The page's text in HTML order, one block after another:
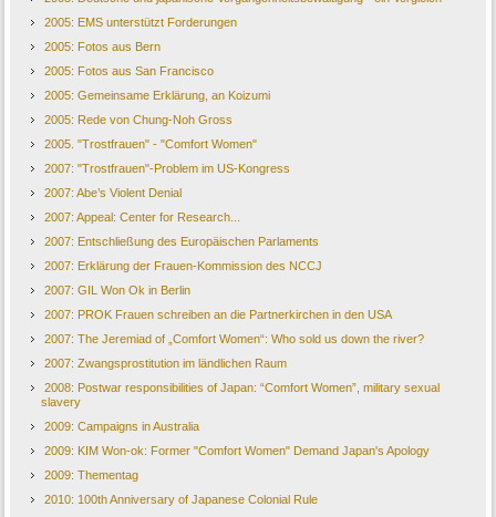
2005: EMS unterstützt Forderungen
2005: Fotos aus Bern
2005: Fotos aus San Francisco
2005: Gemeinsame Erklärung, an Koizumi
2005: Rede von Chung-Noh Gross
2005. "Trostfrauen" - "Comfort Women"
2007: "Trostfrauen"-Problem im US-Kongress
2007: Abe’s Violent Denial
2007: Appeal: Center for Research...
2007: Entschließung des Europäischen Parlaments
2007: Erklärung der Frauen-Kommission des NCCJ
2007: GIL Won Ok in Berlin
2007: PROK Frauen schreiben an die Partnerkirchen in den USA
2007: The Jeremiad of „Comfort Women“: Who sold us down the river?
2007: Zwangsprostitution im ländlichen Raum
2008: Postwar responsibilities of Japan: “Comfort Women”, military sexual
slavery
2009: Campaigns in Australia
2009: KIM Won-ok: Former "Comfort Women" Demand Japan's Apology
2009: Thementag
2010: 100th Anniversary of Japanese Colonial Rule